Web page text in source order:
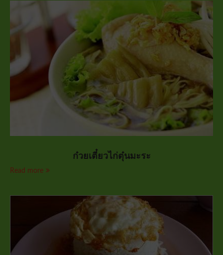
ก๋วยเตี๋ยวไก่ตุ๋นมะระ
Read more